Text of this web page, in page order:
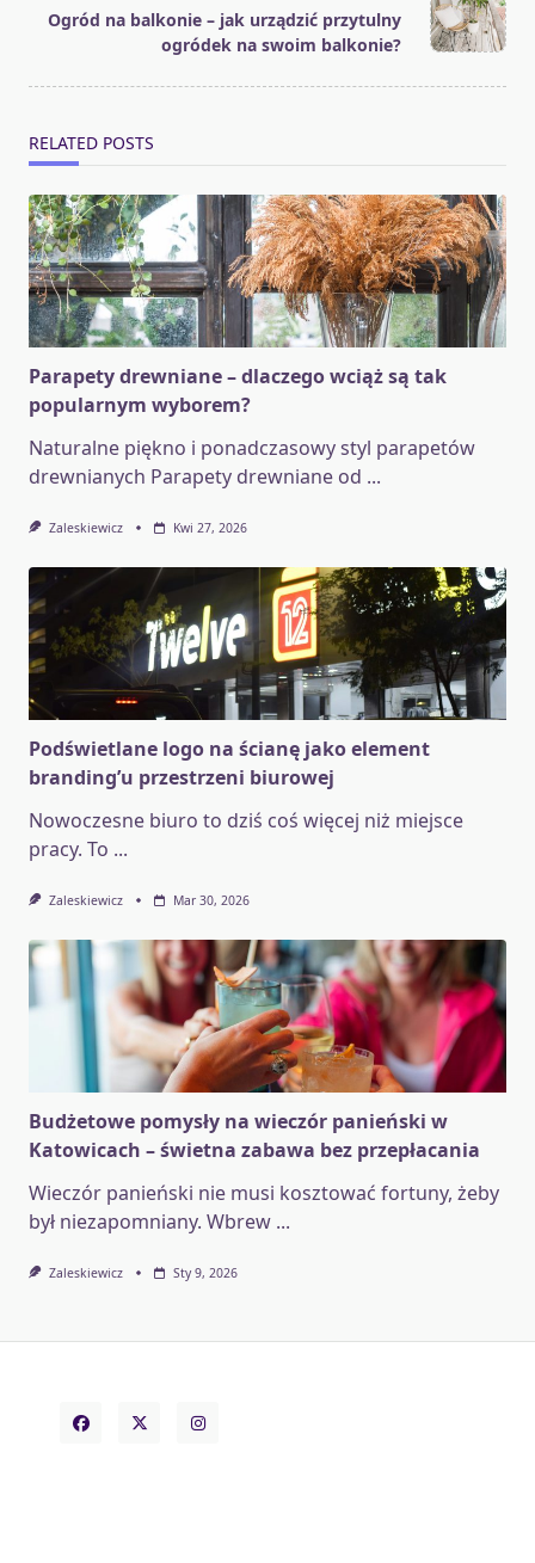
reader-
text">Page</span>
Ogród na balkonie – jak urządzić przytulny
ogródek na swoim balkonie?
RELATED POSTS
Parapety drewniane – dlaczego wciąż są tak
popularnym wyborem?
Naturalne piękno i ponadczasowy styl parapetów
drewnianych Parapety drewniane od ...
Zaleskiewicz Kwi 27, 2026
Podświetlane logo na ścianę jako element
branding’u przestrzeni biurowej
Nowoczesne biuro to dziś coś więcej niż miejsce
pracy. To ...
Zaleskiewicz Mar 30, 2026
Budżetowe pomysły na wieczór panieński w
Katowicach – świetna zabawa bez przepłacania
Wieczór panieński nie musi kosztować fortuny, żeby
był niezapomniany. Wbrew ...
Zaleskiewicz Sty 9, 2026